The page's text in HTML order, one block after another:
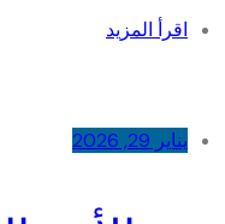
اقرأ المزيد
يناير 29, 2026